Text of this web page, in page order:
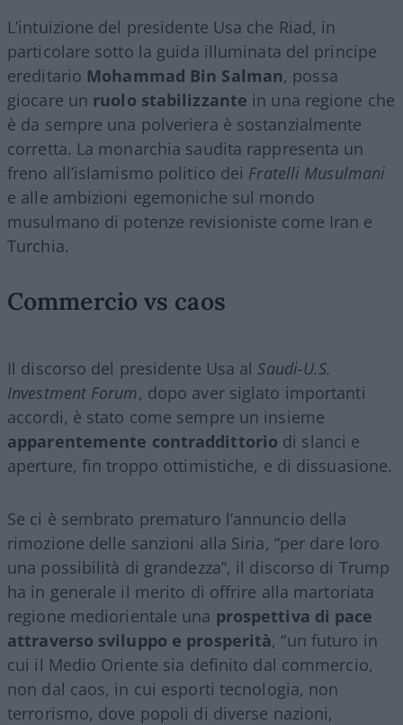
L’intuizione del presidente Usa che Riad, in
particolare sotto la guida illuminata del principe
ereditario Mohammad Bin Salman, possa
giocare un ruolo stabilizzante in una regione che
è da sempre una polveriera è sostanzialmente
corretta. La monarchia saudita rappresenta un
freno all’islamismo politico dei Fratelli Musulmani
e alle ambizioni egemoniche sul mondo
musulmano di potenze revisioniste come Iran e
Turchia.
Commercio vs caos
Il discorso del presidente Usa alSaudi-U.S.
Investment Forum, dopo aver siglato importanti
accordi, è stato come sempre un insieme
apparentemente contraddittorio di slanci e
aperture, fin troppo ottimistiche, e di dissuasione.
Se ci è sembrato prematuro l’annuncio della
rimozione delle sanzioni alla Siria, “per dare loro
una possibilità di grandezza”, il discorso di Trump
ha in generale il merito di offrire alla martoriata
regione mediorientale una prospettiva di pace
attraverso sviluppo e prosperità, “un futuro in
cui il Medio Oriente sia definito dal commercio,
non dal caos, in cui esporti tecnologia, non
terrorismo, dove popoli di diverse nazioni,